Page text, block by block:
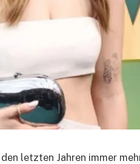
letzten Jahren immer